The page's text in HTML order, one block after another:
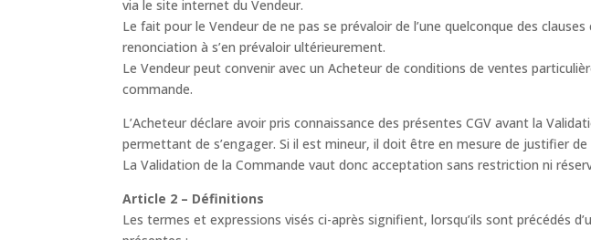
via le site internet du Vendeur.
Le fait pour le Vendeur de ne pas se prévaloir de l’une quelconque des
renonciation à s’en prévaloir ultérieurement.
Le Vendeur peut convenir avec un Acheteur de conditions de ventes
commande.
L’Acheteur déclare avoir pris connaissance des présentes CGV avant la
permettant de s’engager. Si il est mineur, il doit être en mesure de justifier
La Validation de la Commande vaut donc acceptation sans restriction ni
Article 2 – Définitions
Les termes et expressions visés ci-après signifient, lorsqu’ils sont précédés